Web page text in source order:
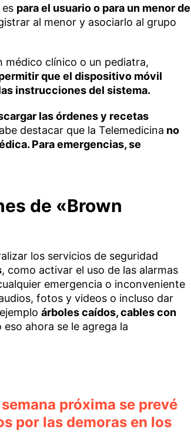
para el usuario o para un menor de
al menor y asociarlo al grupo
médico clínico o un pediatra,
que el dispositivo móvil
instrucciones del sistema.
las órdenes y recetas
destacar que la Telemedicina no
Para emergencias, se
de «Brown
los servicios de seguridad
, como activar el uso de las alarmas
emergencia o inconveniente
fotos y videos o incluso dar
árboles caídos, cables con
eso ahora se le agrega la
próxima se prevé
por las demoras en los